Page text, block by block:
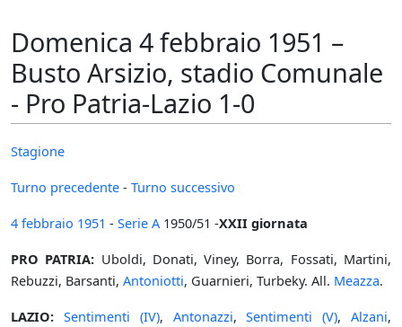
Domenica 4 febbraio 1951 –
Busto Arsizio, stadio Comunale
- Pro Patria-Lazio 1-0
Stagione
Turno precedente - Turno successivo
4 febbraio 1951 - Serie A 1950/51 -XXII giornata
PRO PATRIA: Uboldi, Donati, Viney, Borra, Fossati, Martini,
Rebuzzi, Barsanti, Antoniotti, Guarnieri, Turbeky. All. Meazza.
LAZIO: Sentimenti (IV), Antonazzi,Sentimenti (V),Alzani,